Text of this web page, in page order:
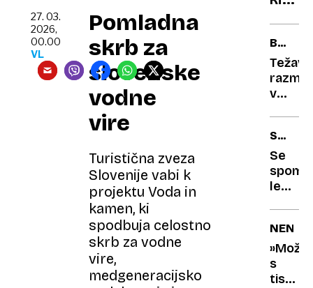
Pomladna
skrb za
slovenske
vodne
vire
Turistična zveza
Slovenije vabi k
projektu Voda in
kamen, ki
spodbuja celostno
skrb za vodne
vire,
medgeneracijsko
27. 03.
2026,
00.00
VL
iz
BREZ
v
se v
SEM
IN
TJA
Se
cene
»Mož
s
tisoč